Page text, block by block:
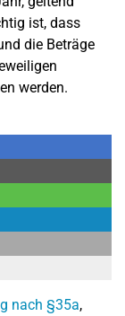
ist, dass
die Beträge
werden.
nach §35a,